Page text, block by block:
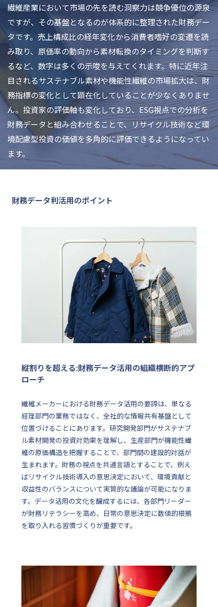
繊維産業において市場の先を読む洞察力は競争優位の源泉
ですが、その基盤となるのが体系的に整理された財務デー
タです。売上構成比の経年変化から消費者嗜好の変遷を読
み取り、原価率の動向から素材転換のタイミングを判断す
るなど、数字は多くの示唆を与えてくれます。特に近年注
目されるサステナブル素材や機能性繊維の市場拡大は、財
務指標の変化として顕在化していることが少なくありませ
ん。投資家の評価軸も変化しており、ESG視点での分析を
財務データと組み合わせることで、リサイクル技術など環
境配慮型投資の価値を多角的に評価できるようになってい
ます。
財務データ利活用のポイント
縦割りを超える:財務データ活用の組織横断的アプ
ローチ
繊維メーカーにおける財務データ活用の要諦は、単なる
経理部門の業務ではなく、全社的な情報共有基盤として
位置づけることにあります。研究開発部門がサステナブ
ル素材開発の投資対効果を理解し、生産部門が機能性繊
維の原価構造を把握することで、部門間の建設的対話が
生まれます。財務の視点を共通言語とすることで、例え
ばリサイクル技術導入の意思決定において、環境貢献と
収益性のバランスについて実質的な議論が可能になりま
す。データ活用の文化を醸成するには、各部門リーダー
が財務リテラシーを高め、日常の意思決定に数値的根拠
を取り入れる習慣づくりが重要です。